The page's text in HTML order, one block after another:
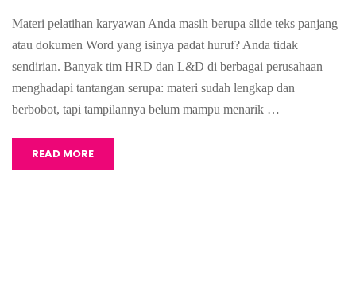
Materi pelatihan karyawan Anda masih berupa slide teks panjang
atau dokumen Word yang isinya padat huruf? Anda tidak
sendirian. Banyak tim HRD dan L&D di berbagai perusahaan
menghadapi tantangan serupa: materi sudah lengkap dan
berbobot, tapi tampilannya belum mampu menarik …
READ MORE